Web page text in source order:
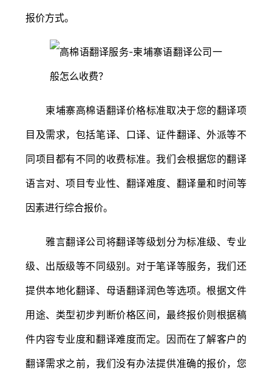
报价方式。
柬埔寨高棉语翻译价格标准取决于您的翻译项
目及需求，包括笔译、口译、证件翻译、外派等不
同项目都有不同的收费标准。我们会根据您的翻译
语言对、项目专业性、翻译难度、翻译量和时间等
因素进行综合报价。
雅言翻译公司将翻译等级划分为标准级、专业
级、出版级等不同级别。对于笔译等服务，我们还
提供本地化翻译、母语翻译润色等选项。根据文件
用途、类型初步判断价格区间，最终报价则根据稿
件内容专业度和翻译难度而定。因而在了解客户的
翻译需求之前，我们没有办法提供准确的报价，您